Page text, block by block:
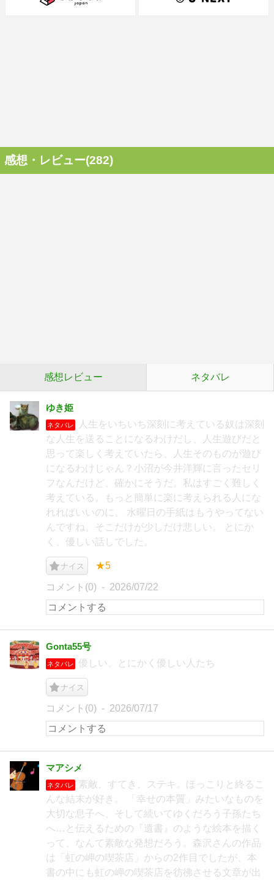
感想・レビュー(282)
感想レビュー ネタバレ
ゆき姫
ネタバレ
人生をいちいち深刻に考えている奴は深刻
な人生を送ることになるわけだし、人生遊びだと
思って楽しく考えていたら、人生そのものが遊び
になるわけじゃん？小沼が今井洋輝に言ったセリ
フなんだけど、確かにそうだ。私はすごく難しく
考えている。もっと簡単に楽に考えられる人にな
れればいいのに。 水曜日の手紙はもうやってない
んですね。そこだけが少しだけ悲しい。 とにか
く、優しい話しでした。
ナイス ★5
コメント(0) 2026/07/22
Gonta55号
ネタバレ 優しい、とにかく優しい人たち
ナイス
コメント(0) 2026/07/17
マアシメ
ネタバレ
素敵、すてき、ステキ。ほっこりと終るこ
んな結末が好き。 「幸せの本質」みたいなものを
大切な息子へ、そして続いてゆくだろう子孫たち
へ…と伝えるための『遺書』のような絵本を描く
って、なんて素敵な発想だろう。森沢さんの作品
は「虹の岬の喫茶店」からの2作目でしたが、本
書の中にも虹の岬の喫茶店を彷彿させる文章が出